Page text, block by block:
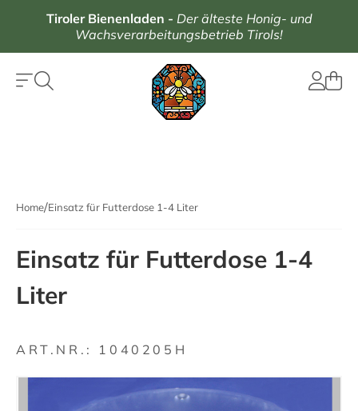
Tiroler Bienenladen - Der älteste Honig- und
Wachsverarbeitungsbetrieb Tirols!
Home Einsatz für Futterdose 1-4 Liter
Einsatz für Futterdose 1-4
Liter
ART.NR.: 1040205H